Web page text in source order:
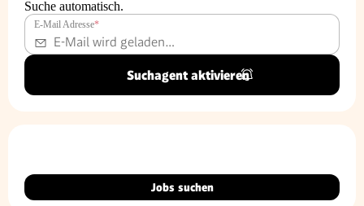
Suche automatisch.
E-Mail Adresse*
Suchagent aktivieren
Jobs suchen